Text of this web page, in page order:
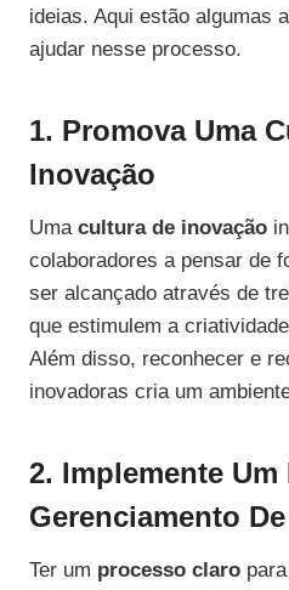
ideias. Aqui estão algumas
ajudar nesse processo.
1. Promova Uma
Inovação
Uma cultura de inovação
colaboradores a pensar de
ser alcançado através de
que estimulem a
Além disso, reconhecer e
inovadoras cria um
2. Implemente Um
Gerenciamento
Ter um processo claro